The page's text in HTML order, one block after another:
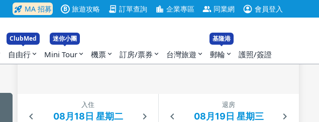
rocket_launch MA 招募 B 旅遊攻略 contract 訂單查詢 location_city 企業專區 group 同業網 account_circle 會員登入
ClubMed
自由行 expand_more
迷你小團
Mini Tour expand_more 機票 expand_more 訂房/票券 expand_more 台灣旅遊 expand_more
基隆港
郵輪 expand_more 護照/簽證
入住 退房